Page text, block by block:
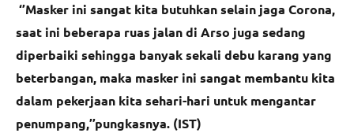
‘’Masker ini sangat kita butuhkan selain jaga Corona,
saat ini beberapa ruas jalan di Arso juga sedang
diperbaiki sehingga banyak sekali debu karang yang
beterbangan, maka masker ini sangat membantu kita
dalam pekerjaan kita sehari-hari untuk mengantar
penumpang,’’pungkasnya. (IST)